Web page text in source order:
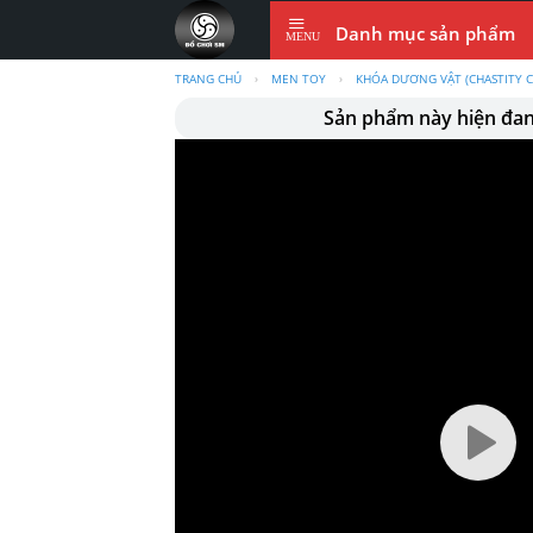
Danh mục sản phẩm
TRANG CHỦ › MEN TOY › KHÓA DƯƠNG VẬT (CHASTITY
Sản phẩm này hiện